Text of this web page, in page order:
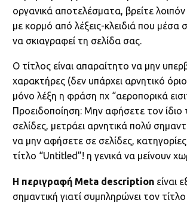
οργανικά αποτελέσματα, βρείτε
με κορμό από λέξεις-κλειδιά που μέσα
να σκιαγραφεί τη σελίδα σας.
Ο τίτλος είναι απαραίτητο να μην
χαρακτήρες (δεν υπάρχει αρνητικό όριο
μόνο λέξη η φράση πχ “αεροπορικά
Προειδοποίηση: Μην αφήσετε τον ίδιο
σελίδες, μετράει αρνητικά πολύ
να μην αφήσετε σε σελίδες,
τίτλο “Untitled”! η γενικά να μείνουν
Η περιγραφή Meta description είναι
σημαντική γιατί συμπληρώνει τον